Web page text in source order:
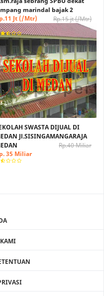
marindal bajak 2
Rp.15 jt (/Mtr)
Jt (/Mtr)
SWASTA DIJUAL DI
Jl.SISINGAMANGARAJA
Rp.40 Miliar
35 Miliar